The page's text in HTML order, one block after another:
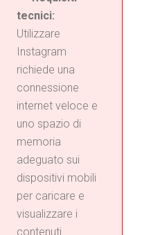
tecnici:
Utilizzare
Instagram
richiede una
connessione
internet veloce e
uno spazio di
memoria
adeguato sui
dispositivi mobili
per caricare e
visualizzare i
contenuti.